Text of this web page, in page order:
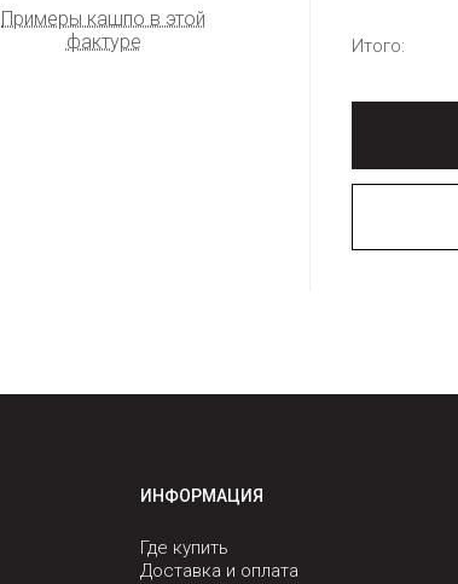
Примеры кашпо в этой
фактуре
Итого:
ИНФОРМАЦИЯ
Где купить
Доставка и оплата